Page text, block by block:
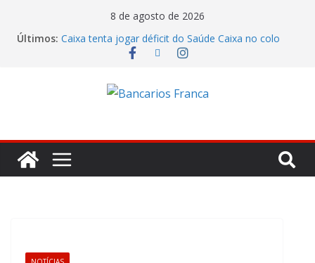
8 de agosto de 2026
Últimos: Caixa tenta jogar déficit do Saúde Caixa no colo
dos empregados e enfrenta rejeição na mesa
7,05 bilhões no segundo trimestre
Itaú atende cobrança da CONTEC e garante
de R$ 275 milhões
Banco do Brasil trava debate econômico e
condiciona avanços à decisão da Fenaban